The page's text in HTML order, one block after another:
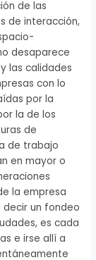
de las
de interacción,
desaparece
las calidades
con lo
por la
la de los
de
de trabajo
en mayor o
la empresa
decir un fondeo
es cada
e irse allí a